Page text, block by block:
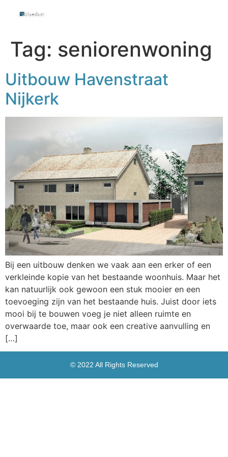
Tag: seniorenwoning
Uitbouw Havenstraat
Nijkerk
Bij een uitbouw denken we vaak aan een erker of een
verkleinde kopie van het bestaande woonhuis. Maar het
kan natuurlijk ook gewoon een stuk mooier en een
toevoeging zijn van het bestaande huis. Juist door iets
mooi bij te bouwen voeg je niet alleen ruimte en
overwaarde toe, maar ook een creative aanvulling en
[…]
© 2022 All Rights Reserved